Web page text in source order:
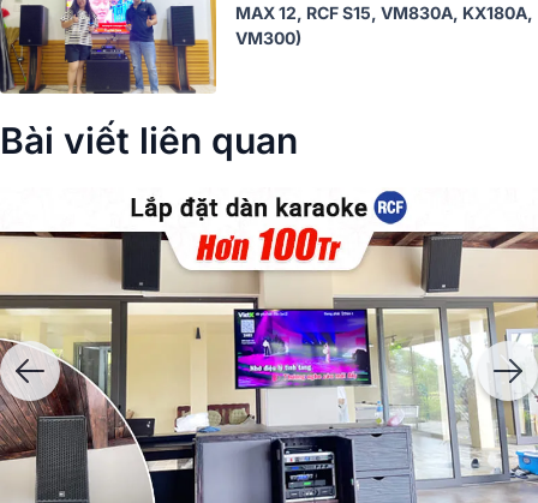
MAX 12, RCF S15, VM830A, KX180A,
VM300)
Bài viết liên quan